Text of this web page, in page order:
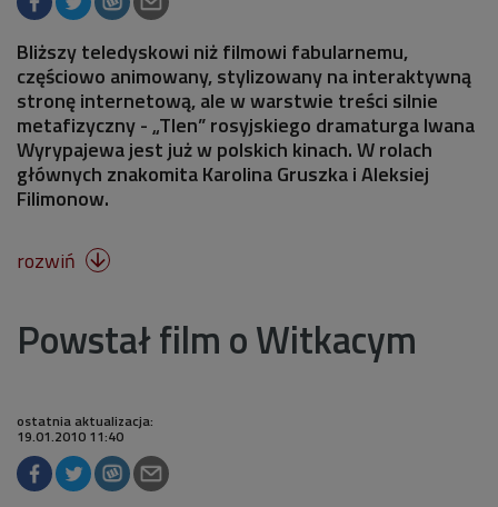
Bliższy teledyskowi niż filmowi fabularnemu,
częściowo animowany, stylizowany na interaktywną
stronę internetową, ale w warstwie treści silnie
metafizyczny - „Tlen” rosyjskiego dramaturga Iwana
Wyrypajewa jest już w polskich kinach. W rolach
głównych znakomita Karolina Gruszka i Aleksiej
Filimonow.
rozwiń 
Powstał film o Witkacym
ostatnia aktualizacja:
19.01.2010 11:40